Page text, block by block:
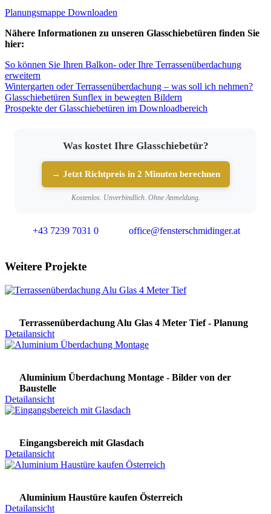
Planungsmappe Downloaden
Nähere Informationen zu unseren Glasschiebetüren finden Sie
hier:
So können Sie Ihren Balkon- oder Ihre Terrassenüberdachung
erweitern
Wintergarten oder Terrassenüberdachung – was soll ich nehmen?
Glasschiebetüren Sunflex in bewegten Bildern
Prospekte der Glasschiebetüren im Downloadbereich
Was kostet Ihre Glasschiebetür?
→ Jetzt Richtpreis in 2 Minuten berechnen
Kostenlos. Unverbindlich. Ohne Anmeldung.
+43 7239 7031 0 office@fensterschmidinger.at
Weitere Projekte
Terrassenüberdachung Alu Glas 4 Meter Tief - Planung
Detailansicht
Aluminium Überdachung Montage - Bilder von der
Baustelle
Detailansicht
Eingangsbereich mit Glasdach
Detailansicht
Aluminium Haustüre kaufen Österreich
Detailansicht